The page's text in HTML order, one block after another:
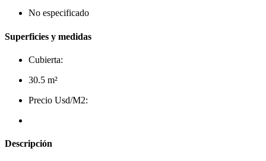
No especificado
Superficies y medidas
Cubierta:
30.5 m²
Precio Usd/M2:
Descripción